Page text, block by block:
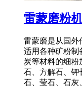
雷蒙磨粉
雷蒙磨是从国外
适用各种矿粉制
炭等材料的细粉
石、方解石、钾
石、莹石、石灰